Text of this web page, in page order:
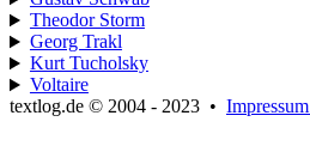
Theodor Storm
Georg Trakl
Kurt Tucholsky
Voltaire
textlog.de © 2004 - 2023 • Impressum